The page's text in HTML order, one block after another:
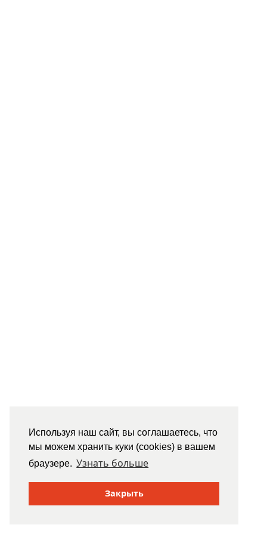
Используя наш сайт, вы соглашаетесь, что
мы можем хранить куки (cookies) в вашем
браузере. Узнать больше
Закрыть